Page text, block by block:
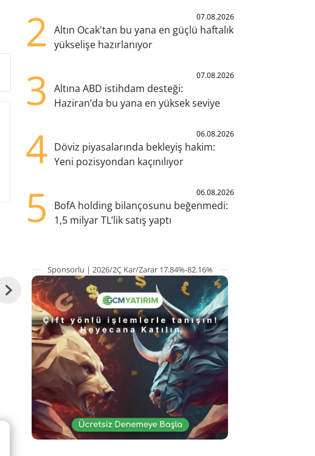
2 07.08.2026
Altın Ocak'tan bu yana en güçlü haftalık
yükselişe hazırlanıyor
3 07.08.2026
Altına ABD istihdam desteği:
Haziran’da bu yana en yüksek seviye
4 06.08.2026
Döviz piyasalarında bekleyiş hakim:
Yeni pozisyondan kaçınılıyor
5 06.08.2026
BofA holding bilançosunu beğenmedi:
1,5 milyar TL’lik satış yaptı
Sponsorlu | 2026/2Ç Kar/Zarar 17.84%-82.16%